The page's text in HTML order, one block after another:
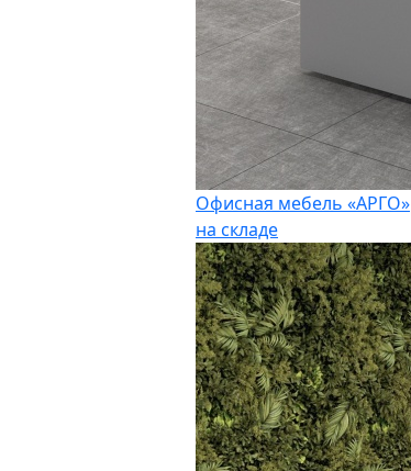
Офисная мебель «АРГО»
на складе